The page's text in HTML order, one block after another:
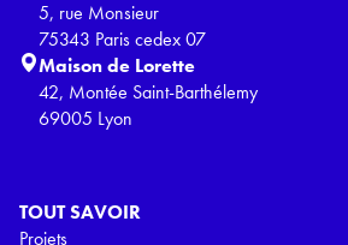
TOUT SAVOIR
Projets
5, rue Monsieur
75343 Paris cedex 07
Maison de Lorette
42, Montée Saint-Barthélemy
69005 Lyon